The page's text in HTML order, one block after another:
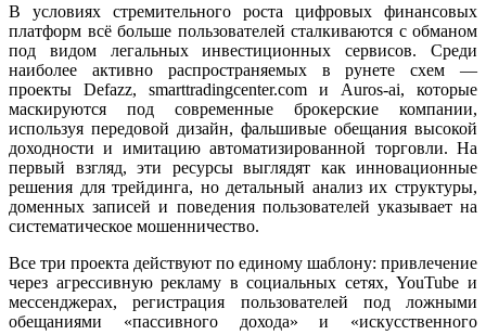
В условиях стремительного роста цифровых финансовых
платформ всё больше пользователей сталкиваются с обманом
под видом легальных инвестиционных сервисов. Среди
наиболее активно распространяемых в рунете схем —
проекты Defazz, smarttradingcenter.com и Auros-ai, которые
маскируются под современные брокерские компании,
используя передовой дизайн, фальшивые обещания высокой
доходности и имитацию автоматизированной торговли. На
первый взгляд, эти ресурсы выглядят как инновационные
решения для трейдинга, но детальный анализ их структуры,
доменных записей и поведения пользователей указывает на
систематическое мошенничество.
Все три проекта действуют по единому шаблону: привлечение
через агрессивную рекламу в социальных сетях, YouTube и
мессенджерах, регистрация пользователей под ложными
обещаниями «пассивного дохода» и «искусственного